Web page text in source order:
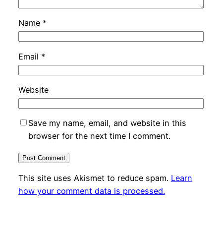
Name *
Email *
Website
Save my name, email, and website in this
browser for the next time I comment.
This site uses Akismet to reduce spam. Learn
how your comment data is processed.